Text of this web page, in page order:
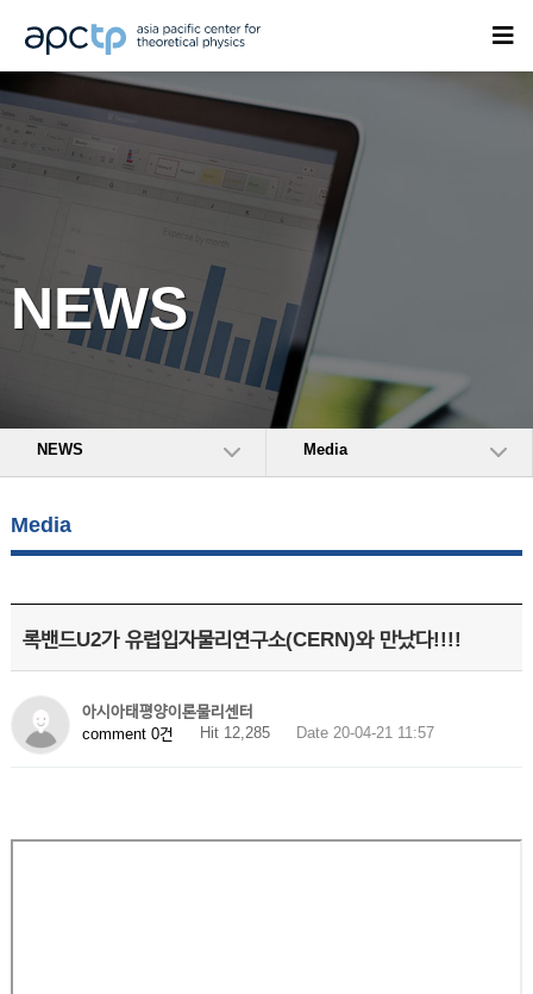
NEWS
NEWS Media
Media
록밴드U2가 유럽입자물리연구소(CERN)와 만났다!!!!
아시아태평양이론물리센터
comment 0건
Hit 12,285 Date 20-04-21 11:57